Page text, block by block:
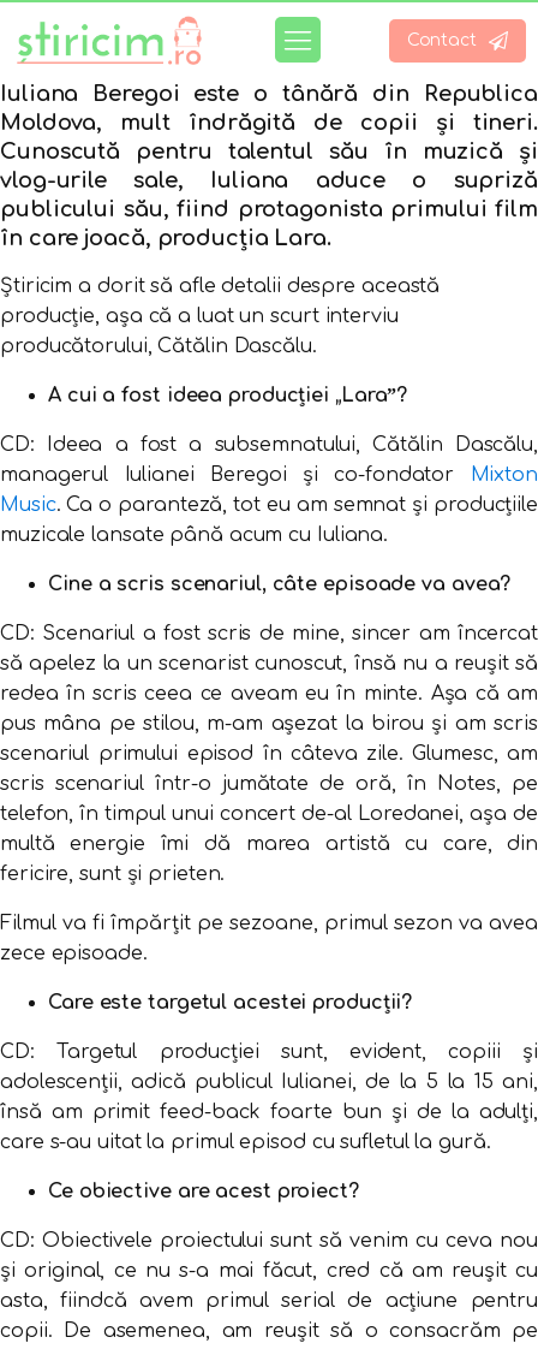
Contact
Iuliana Beregoi este o tânără din Republica
Moldova, mult îndrăgită de copii și tineri.
Cunoscută pentru talentul său în muzică și
vlog-urile sale, Iuliana aduce o supriză
publicului său, fiind protagonista primului film
în care joacă, producția Lara.
Știricim a dorit să afle detalii despre această
producție, așa că a luat un scurt interviu
producătorului, Cătălin Dascălu.
A cui a fost ideea producției „Laraˮ?
CD: Ideea a fost a subsemnatului, Cătălin Dascălu,
managerul Iulianei Beregoi și co-fondator
Mixton
Music. Ca o paranteză, tot eu am semnat și producțiile
muzicale lansate până acum cu Iuliana.
Cine a scris scenariul, câte episoade va avea?
CD: Scenariul a fost scris de mine, sincer am încercat
să apelez la un scenarist cunoscut, însă nu a reușit să
redea în scris ceea ce aveam eu în minte. Așa că am
pus mâna pe stilou, m-am așezat la birou și am scris
scenariul primului episod în câteva zile. Glumesc, am
scris scenariul într-o jumătate de oră, în Notes, pe
telefon, în timpul unui concert de-al Loredanei, așa de
multă energie îmi dă marea artistă cu care, din
fericire, sunt și prieten.
Filmul va fi împărțit pe sezoane, primul sezon va avea
zece episoade.
Care este targetul acestei producții?
CD: Targetul producției sunt, evident, copiii și
adolescenții, adică publicul Iulianei, de la 5 la 15 ani,
însă am primit feed-back foarte bun și de la adulți,
care s-au uitat la primul episod cu sufletul la gură.
Ce obiective are acest proiect?
CD: Obiectivele proiectului sunt să venim cu ceva nou
și original, ce nu s-a mai făcut, cred că am reușit cu
asta, fiindcă avem primul serial de acțiune pentru
copii. De asemenea, am reușit să o consacrăm pe